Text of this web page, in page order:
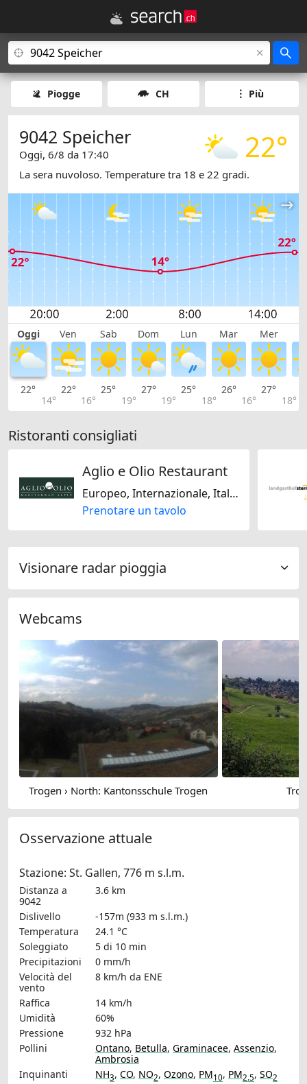
Piogge CH Più
22°
9042 Speicher
Oggi, 6/8 da 17:40
La sera nuvoloso. Temperature tra 18 e 22 gradi.
Oggi Ven Sab Dom Lun Mar Mer
22°
14°
22°
16°
25°
19°
27°
19°
25°
18°
26°
16°
27°
18°
Ristoranti consigliati
Aglio e Olio Restaurant
Europeo, Internazionale, Italiana, Svizzera
Prenotare un tavolo
Visionare radar pioggia
Webcams
Trogen › North: Kantonsschule Trogen
Osservazione attuale
Stazione: St. Gallen, 776 m s.l.m.
Distanza a
9042
3.6 km
Dislivello
-157m (933 m s.l.m.)
Temperatura
24.1 °C
Soleggiato
5 di 10 min
Precipitazioni
0 mm/h
Velocità del
vento
8 km/h da ENE
Raffica
14 km/h
Umidità
60%
Pressione
932 hPa
Pollini
Ontano, Betulla, Graminacee, Assenzio,
Ambrosia
Inquinanti
NH3, CO, NO2, Ozono, PM10, PM2.5, SO2